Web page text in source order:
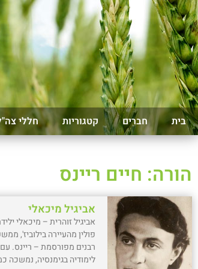
בית חברים קטגוריות חללי
הורה: חיים ריינס
אביגיל מיכאלי
אביגיל זוהרית – מיכאלי
פולין מהעיירה בילוביז',
רבנים מפורסמת – ריינס.
לימודיה בגימנסיה, נמשכה